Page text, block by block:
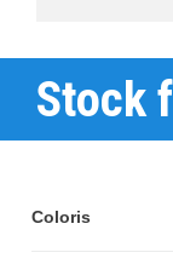
Stock
Coloris